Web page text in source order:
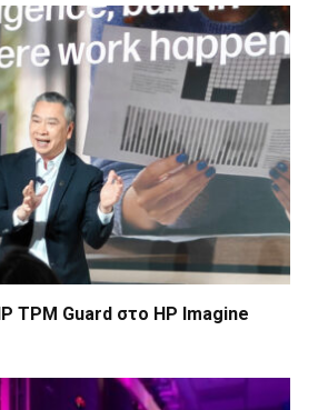
TPM Guard στο HP Imagine